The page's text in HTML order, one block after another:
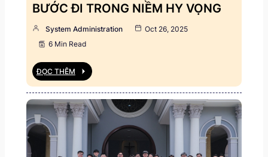
BƯỚC ĐI TRONG NIỀM HY VỌNG
System Administration
Oct 26, 2025
6 Min Read
ĐỌC THÊM